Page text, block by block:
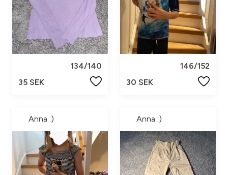
134/140
35 SEK
146/152
30 SEK
Anna :) Anna :)